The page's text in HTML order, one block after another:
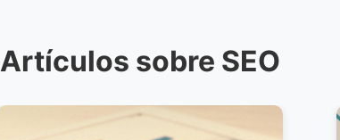
Artículos sobre SEO